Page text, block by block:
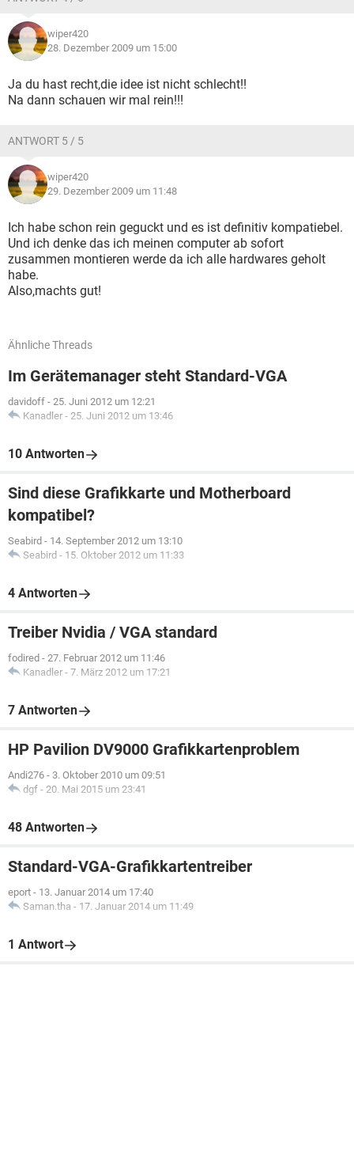
wiper420
28. Dezember 2009 um 15:00
Ja du hast recht,die idee ist nicht schlecht!!
Na dann schauen wir mal rein!!!
ANTWORT 5 / 5
wiper420
29. Dezember 2009 um 11:48
Ich habe schon rein geguckt und es ist definitiv kompatiebel.
Und ich denke das ich meinen computer ab sofort
zusammen montieren werde da ich alle hardwares geholt
habe.
Also,machts gut!
Ähnliche Threads
Im Gerätemanager steht Standard-VGA
davidoff - 25. Juni 2012 um 12:21
Kanadler - 25. Juni 2012 um 13:46
10 Antworten
Sind diese Grafikkarte und Motherboard
kompatibel?
Seabird - 14. September 2012 um 13:10
Seabird - 15. Oktober 2012 um 11:33
4 Antworten
Treiber Nvidia / VGA standard
fodired - 27. Februar 2012 um 11:46
Kanadler - 7. März 2012 um 17:21
7 Antworten
HP Pavilion DV9000 Grafikkartenproblem
Andi276 - 3. Oktober 2010 um 09:51
dgf - 20. Mai 2015 um 23:41
48 Antworten
Standard-VGA-Grafikkartentreiber
eport - 13. Januar 2014 um 17:40
Saman.tha - 17. Januar 2014 um 11:49
1 Antwort